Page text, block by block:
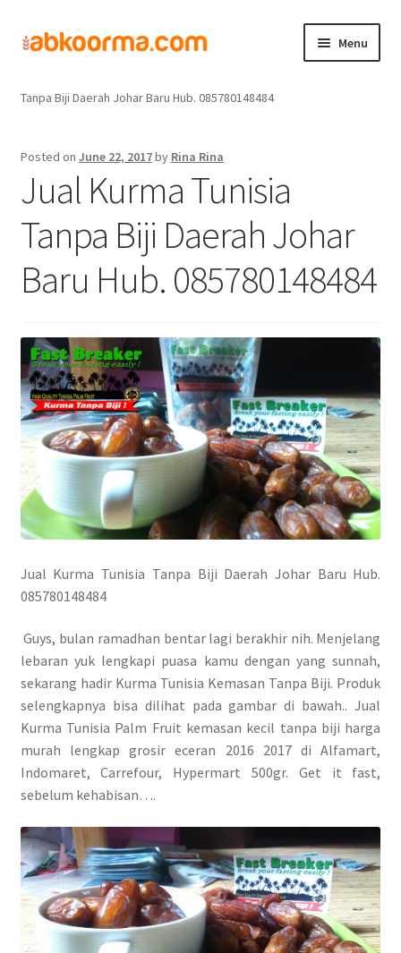
Menu
Home
Cara Order
Hubungi Kami
Tanpa Biji Daerah Johar Baru Hub. 085780148484
Posted on June 22, 2017by Rina Rina
Jual Kurma Tunisia
Tanpa Biji Daerah Johar
Baru Hub. 085780148484
Jual Kurma Tunisia Tanpa Biji Daerah Johar Baru Hub.
085780148484
Guys, bulan ramadhan bentar lagi berakhir nih. Menjelang
lebaran yuk lengkapi puasa kamu dengan yang sunnah,
sekarang hadir Kurma Tunisia Kemasan Tanpa Biji. Produk
selengkapnya bisa dilihat pada gambar di bawah.. Jual
Kurma Tunisia Palm Fruit kemasan kecil tanpa biji harga
murah lengkap grosir eceran 2016 2017 di Alfamart,
Indomaret, Carrefour, Hypermart 500gr. Get it fast,
sebelum kehabisan….